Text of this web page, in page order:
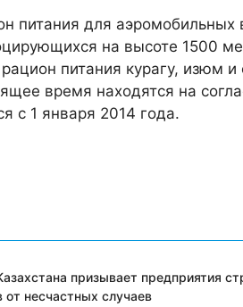
питания для аэромобильных
на высоте 1500
питания курагу, изюм
время находятся на
с 1 января 2014 года.
призывает предприятия
от несчастных случаев